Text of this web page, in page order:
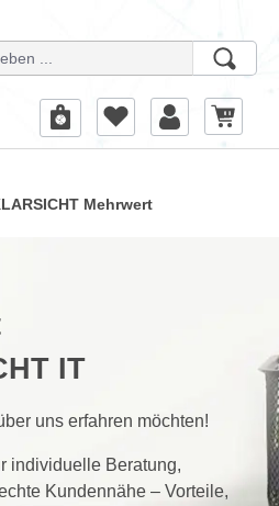
Mehrwert
IT
uns erfahren möchten!
individuelle Beratung,
Kundennähe – Vorteile,